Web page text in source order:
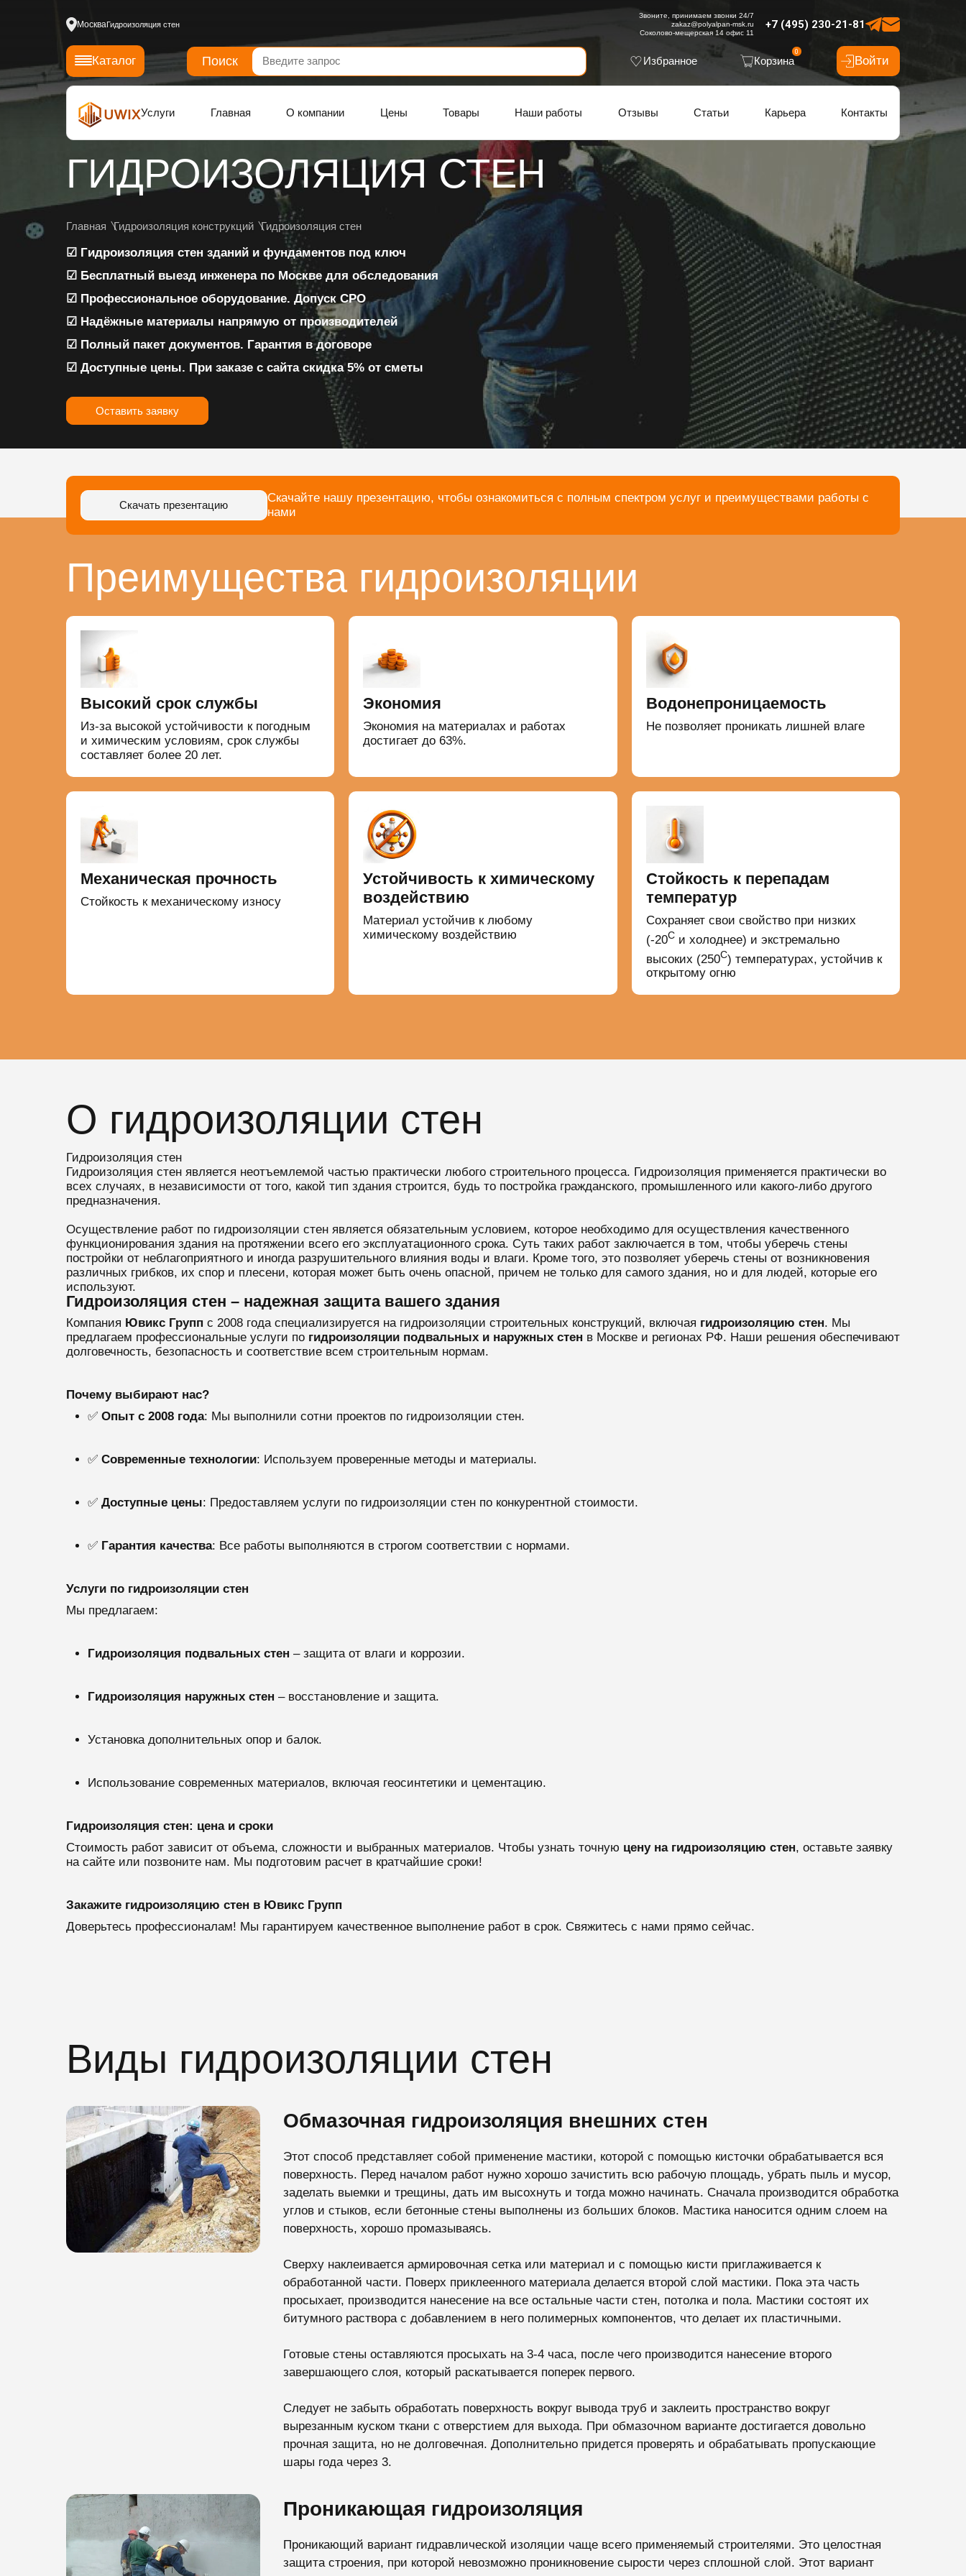
МоскваГидроизоляция стен +7 (495) 230-21-81
Звоните, принимаем звонки 24/7
zakaz@polyalpan-msk.ru
Соколово-мещерская 14 офис 11
Каталог Поиск Избранное Корзина
0
Войти
Услуги Главная О компании Цены Товары Наши работы Отзывы Статьи Карьера Контакты
ГИДРОИЗОЛЯЦИЯ СТЕН
Главная Гидроизоляция конструкций Гидроизоляция стен
☑ Гидроизоляция стен зданий и фундаментов под ключ
☑ Бесплатный выезд инженера по Москве для обследования
☑ Профессиональное оборудование. Допуск СРО
☑ Надёжные материалы напрямую от производителей
☑ Полный пакет документов. Гарантия в договоре
☑ Доступные цены. При заказе с сайта скидка 5% от сметы
Оставить заявку
Скачать презентацию
Скачайте нашу презентацию, чтобы ознакомиться с полным спектром услуг и преимуществами работы с
нами
Преимущества гидроизоляции
Высокий срок службы
Из-за высокой устойчивости к погодным
и химическим условиям, срок службы
составляет более 20 лет.
Экономия
Экономия на материалах и работах
достигает до 63%.
Водонепроницаемость
Не позволяет проникать лишней влаге
Механическая прочность
Стойкость к механическому износу
Устойчивость к химическому
воздействию
Материал устойчив к любому
химическому воздействию
Стойкость к перепадам
температур
Сохраняет свои свойство при низких
(-20Си холоднее) и экстремально
высоких (250С) температурах, устойчив к
открытому огню
О гидроизоляции стен
Гидроизоляция стен
Гидроизоляция стен является неотъемлемой частью практически любого строительного процесса. Гидроизоляция применяется практически во
всех случаях, в независимости от того, какой тип здания строится, будь то постройка гражданского, промышленного или какого-либо другого
предназначения.
Осуществление работ по гидроизоляции стен является обязательным условием, которое необходимо для осуществления качественного
функционирования здания на протяжении всего его эксплуатационного срока. Суть таких работ заключается в том, чтобы уберечь стены
постройки от неблагоприятного и иногда разрушительного влияния воды и влаги. Кроме того, это позволяет уберечь стены от возникновения
различных грибков, их спор и плесени, которая может быть очень опасной, причем не только для самого здания, но и для людей, которые его
используют.
Гидроизоляция стен – надежная защита вашего здания
Компания Ювикс Групп с 2008 года специализируется на гидроизоляции строительных конструкций, включая гидроизоляцию стен. Мы
предлагаем профессиональные услуги по гидроизоляции подвальных и наружных стен в Москве и регионах РФ. Наши решения обеспечивают
долговечность, безопасность и соответствие всем строительным нормам.
Почему выбирают нас?
✅ Опыт с 2008 года: Мы выполнили сотни проектов по гидроизоляции стен.
✅ Современные технологии: Используем проверенные методы и материалы.
✅ Доступные цены: Предоставляем услуги по гидроизоляции стен по конкурентной стоимости.
✅ Гарантия качества: Все работы выполняются в строгом соответствии с нормами.
Услуги по гидроизоляции стен
Мы предлагаем:
Гидроизоляция подвальных стен – защита от влаги и коррозии.
Гидроизоляция наружных стен – восстановление и защита.
Установка дополнительных опор и балок.
Использование современных материалов, включая геосинтетики и цементацию.
Гидроизоляция стен: цена и сроки
Стоимость работ зависит от объема, сложности и выбранных материалов. Чтобы узнать точную цену на гидроизоляцию стен, оставьте заявку
на сайте или позвоните нам. Мы подготовим расчет в кратчайшие сроки!
Закажите гидроизоляцию стен в Ювикс Групп
Доверьтесь профессионалам! Мы гарантируем качественное выполнение работ в срок. Свяжитесь с нами прямо сейчас.
Виды гидроизоляции стен
Обмазочная гидроизоляция внешних стен
Этот способ представляет собой применение мастики, которой с помощью кисточки обрабатывается вся
поверхность. Перед началом работ нужно хорошо зачистить всю рабочую площадь, убрать пыль и мусор,
заделать выемки и трещины, дать им высохнуть и тогда можно начинать. Сначала производится обработка
углов и стыков, если бетонные стены выполнены из больших блоков. Мастика наносится одним слоем на
поверхность, хорошо промазываясь.
Сверху наклеивается армировочная сетка или материал и с помощью кисти приглаживается к
обработанной части. Поверх приклеенного материала делается второй слой мастики. Пока эта часть
просыхает, производится нанесение на все остальные части стен, потолка и пола. Мастики состоят их
битумного раствора с добавлением в него полимерных компонентов, что делает их пластичными.
Готовые стены оставляются просыхать на 3-4 часа, после чего производится нанесение второго
завершающего слоя, который раскатывается поперек первого.
Следует не забыть обработать поверхность вокруг вывода труб и заклеить пространство вокруг
вырезанным куском ткани с отверстием для выхода. При обмазочном варианте достигается довольно
прочная защита, но не долговечная. Дополнительно придется проверять и обрабатывать пропускающие
шары года через 3.
Проникающая гидроизоляция
Проникающий вариант гидравлической изоляции чаще всего применяемый строителями. Это целостная
защита строения, при которой невозможно проникновение сырости через сплошной слой. Этот вариант